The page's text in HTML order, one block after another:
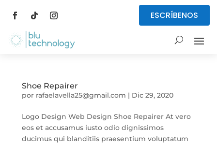
ESCRÍBENOS
Shoe Repairer
por rafaelavella25@gmail.com | Dic 29, 2020
Logo Design Web Design Shoe Repairer At vero
eos et accusamus iusto odio dignissimos
ducimus qui blanditiis praesentium voluptatum